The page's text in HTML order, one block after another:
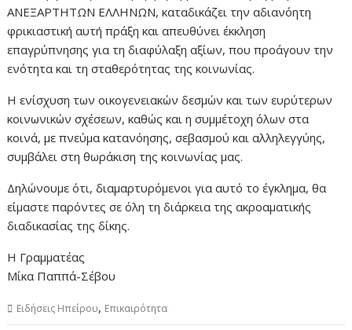
ΑΝΕΞΑΡΤΗΤΩΝ ΕΛΛΗΝΩΝ, καταδικάζει την αδιανόητη
φρικιαστική αυτή πράξη και απευθύνει έκκληση
επαγρύπνησης για τη διαφύλαξη αξίων, που προάγουν την
ενότητα και τη σταθερότητας της κοινωνίας.
Η ενίσχυση των οικογενειακών δεσμών και των ευρύτερων
κοινωνικών σχέσεων, καθώς και η συμμέτοχη όλων στα
κοινά, με πνεύμα κατανόησης, σεβασμού και αλληλεγγύης,
συμβάλει στη θωράκιση της κοινωνίας μας.
Δηλώνουμε ότι, διαμαρτυρόμενοι για αυτό το έγκλημα, θα
είμαστε παρόντες σε όλη τη διάρκεια της ακροαματικής
διαδικασίας της δίκης.
Η Γραμματέας
Μίκα Παππά-Σέβου
Ειδήσεις Ηπείρου, Επικαιρότητα